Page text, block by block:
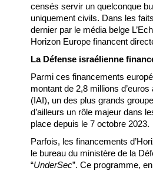
censés servir un quelconque
uniquement civils. Dans les
dernier par le média belge
Horizon Europe financent
La Défense israélienne
Parmi ces financements
montant de 2,8 millions
(IAI), un des plus grands
d’ailleurs un rôle majeur dans
place depuis le 7 octobre 2023.
Parfois, les financements
le bureau du ministère de la
“UnderSec”. Ce programme,